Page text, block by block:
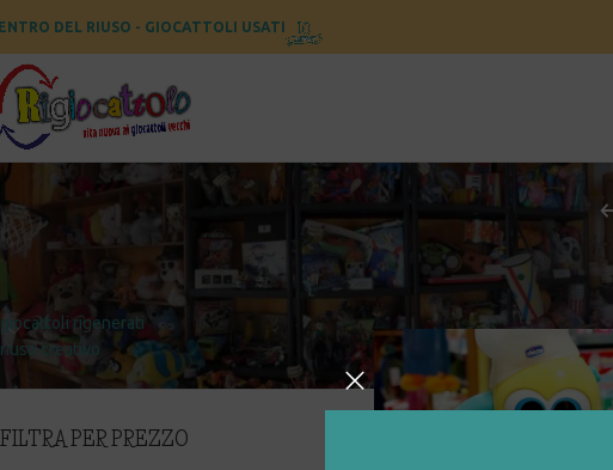
DEL RIUSO - GIOCATTOLI USATI
giocattoli rigenerati
riuso creativo
FILTRA PER PREZZO
Home Prodotti taggati “azione”